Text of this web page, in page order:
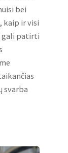
bei
kaip ir visi
gali patirti
svarba